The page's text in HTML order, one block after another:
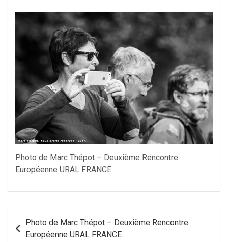
Photo de Marc Thépot – Deuxième Rencontre
Européenne URAL FRANCE
Navigation
de
Photo de Marc Thépot – Deuxième Rencontre
Européenne URAL FRANCE